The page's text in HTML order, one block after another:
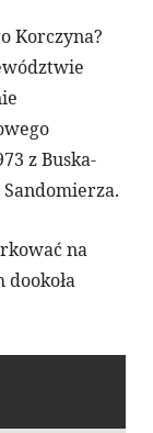
Korczyna?
z Buska-
na